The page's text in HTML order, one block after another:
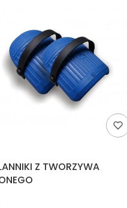
Z TWORZYWA